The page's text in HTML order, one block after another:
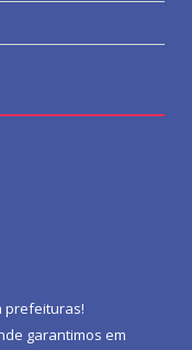
prefeituras!
garantimos em